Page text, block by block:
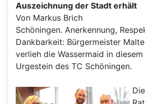
Auszeichnung der Stadt erhält
Von Markus Brich
Schöningen. Anerkennung,
Dankbarkeit: Bürgermeister
verlieh die Wassermaid in
Urgestein des TC Schöningen.